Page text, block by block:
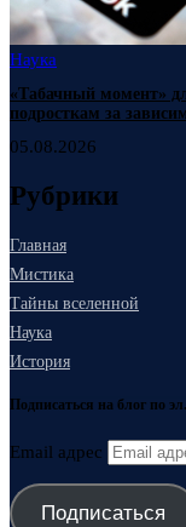
Наука
«Табачный момент»
подросткам за
05.08.2026
Рубрики
Главная
Мистика
Тайны вселенной
Наука
История
Подписаться на блог по
Email адрес
Подписаться